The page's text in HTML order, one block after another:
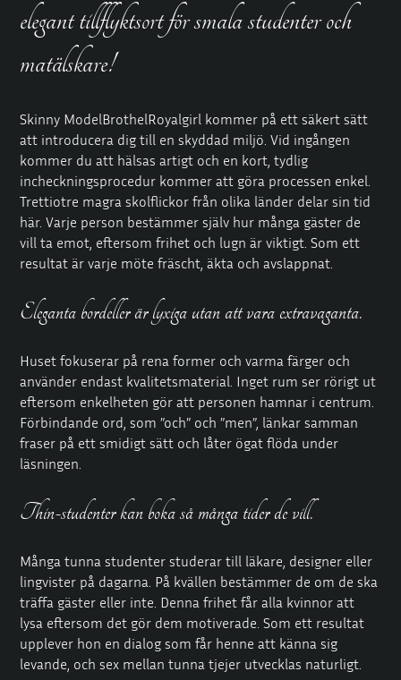
elegant tillflyktsort för smala studenter och
matälskare!
Skinny ModelBrothelRoyalgirl kommer på ett säkert sätt
att introducera dig till en skyddad miljö. Vid ingången
kommer du att hälsas artigt och en kort, tydlig
incheckningsprocedur kommer att göra processen enkel.
Trettiotre magra skolflickor från olika länder delar sin tid
här. Varje person bestämmer själv hur många gäster de
vill ta emot, eftersom frihet och lugn är viktigt. Som ett
resultat är varje möte fräscht, äkta och avslappnat.
Eleganta bordeller är lyxiga utan att vara extravaganta.
Huset fokuserar på rena former och varma färger och
använder endast kvalitetsmaterial. Inget rum ser rörigt ut
eftersom enkelheten gör att personen hamnar i centrum.
Förbindande ord, som ”och” och ”men”, länkar samman
fraser på ett smidigt sätt och låter ögat flöda under
läsningen.
Thin-studenter kan boka så många tider de vill.
Många tunna studenter studerar till läkare, designer eller
lingvister på dagarna. På kvällen bestämmer de om de ska
träffa gäster eller inte. Denna frihet får alla kvinnor att
lysa eftersom det gör dem motiverade. Som ett resultat
upplever hon en dialog som får henne att känna sig
levande, och sex mellan tunna tjejer utvecklas naturligt.